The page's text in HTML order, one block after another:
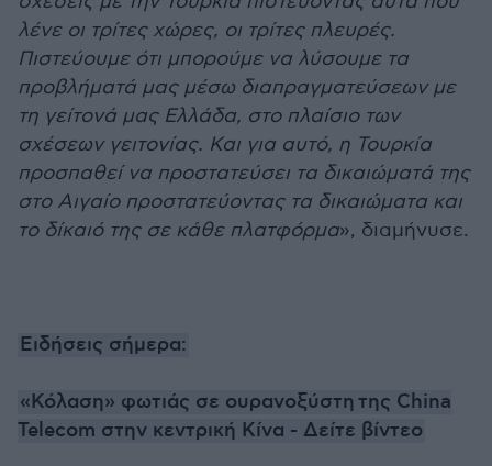
λένε οι τρίτες χώρες, οι τρίτες πλευρές.
Πιστεύουμε ότι μπορούμε να λύσουμε τα
προβλήματά μας μέσω διαπραγματεύσεων με
τη γείτονά μας Ελλάδα, στο πλαίσιο των
σχέσεων γειτονίας. Και για αυτό, η Τουρκία
προσπαθεί να προστατεύσει τα δικαιώματά της
στο Αιγαίο προστατεύοντας τα δικαιώματα και
το δίκαιό της σε κάθε πλατφόρμα», διαμήνυσε.
Ειδήσεις σήμερα:
«Κόλαση» φωτιάς σε ουρανοξύστη της China
Telecom στην κεντρική Κίνα - Δείτε βίντεο